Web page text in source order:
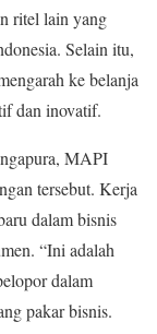
ritel lain yang
Selain itu,
ke belanja
dan inovatif.
MAPI
tersebut. Kerja
dalam bisnis
“Ini adalah
dalam
pakar bisnis.